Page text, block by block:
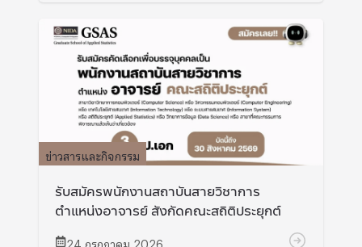
ข่าวสารและกิจกรรม
รับสมัครพนักงานสถาบันสายวิชาการ
ตำแหน่งอาจารย์ สังกัดคณะสถิติประยุกต์
24 กรกฎาคม 2026